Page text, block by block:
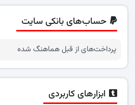
حساب‌های بانکی سایت
پرداخت‌های از قبل هماهنگ شده
ابزارهای کاربردی